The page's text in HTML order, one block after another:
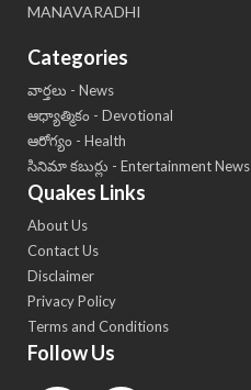
MANAVARADHI
Categories
వార్తలు - News
ఆధ్యాత్మికం - Devotional
ఆరోగ్యం - Health
సినిమా కబుర్లు - Entertainment News
Quakes Links
About Us
Contact Us
Disclaimer
Privacy Policy
Terms and Conditions
Follow Us